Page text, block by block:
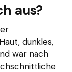
aus?
dunkles,
war nach